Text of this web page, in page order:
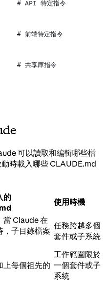
# API 特定指令
# 前端特定指令
# 共享庫指令
可以讀取和編輯哪些檔
時載入哪些 CLAUDE.md
的
使用時機
當 Claude 在
，子目錄檔案
任務跨越多個
套件或子系統
上每個祖先的
工作範圍限於
一個套件或子
系統